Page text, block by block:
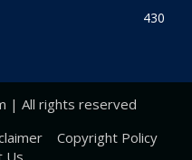
430
| All rights reserved
Copyright Policy
Us